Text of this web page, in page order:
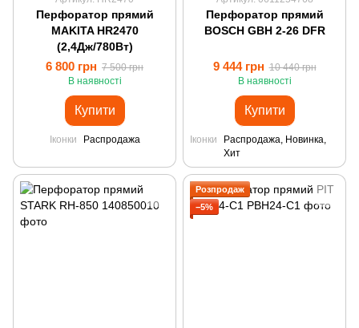
Перфоратор прямий
MAKITA HR2470
(2,4Дж/780Вт)
6 800 грн 7 500 грн
В наявності
Купити
Іконки Распродажа
Перфоратор прямий
BOSCH GBH 2-26 DFR
9 444 грн 10 440 грн
В наявності
Купити
Іконки
Распродажа, Новинка,
Хит
Розпродаж
−5%